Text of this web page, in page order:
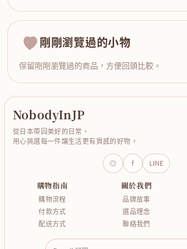
剛剛瀏覽過的小物
保留剛剛瀏覽過的商品，方便回頭比較。
NobodyInJP
從日本帶回美好的日常，
用心挑選每一件讓生活更有質感的好物。
◎ f LINE
購物指南
購物流程
付款方式
配送方式
關於我們
品牌故事
選品理念
聯絡我們